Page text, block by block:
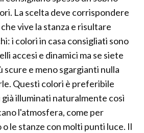
La scelta deve corrispondere
vive la stanza e risultare
i colori in casa consigliati sono
accesi e dinamici ma se siete
scure e meno sgargianti nulla
Questi colori è preferibile
illuminati naturalmente così
l'atmosfera, come per
le stanze con molti punti luce. Il